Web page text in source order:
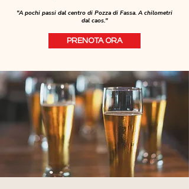
"A pochi passi dal centro di Pozza di Fassa. A chilometri
dal caos."
PRENOTA ORA